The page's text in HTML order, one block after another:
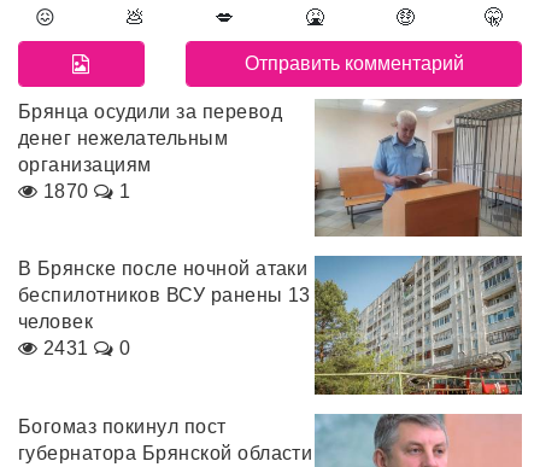
😖 💩 💋 🤮 🤑 🤫
Брянца осудили за перевод
денег нежелательным
организациям
1870
1
В Брянске после ночной атаки
беспилотников ВСУ ранены 13
человек
2431
0
Богомаз покинул пост
губернатора Брянской области